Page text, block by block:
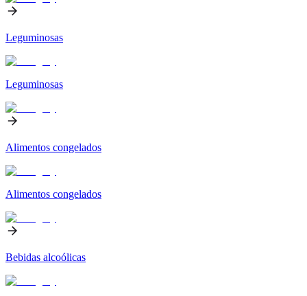
Leguminosas
Leguminosas
Alimentos congelados
Alimentos congelados
Bebidas alcoólicas